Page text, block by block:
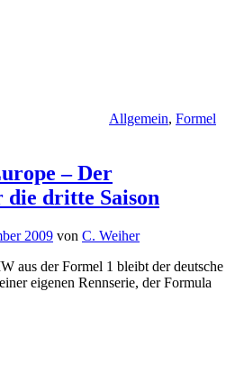
Allgemein, Formel
– Der
dritte Saison
2009 von C. Weiher
aus der Formel 1 bleibt der deutsche
eigenen Rennserie, der Formula